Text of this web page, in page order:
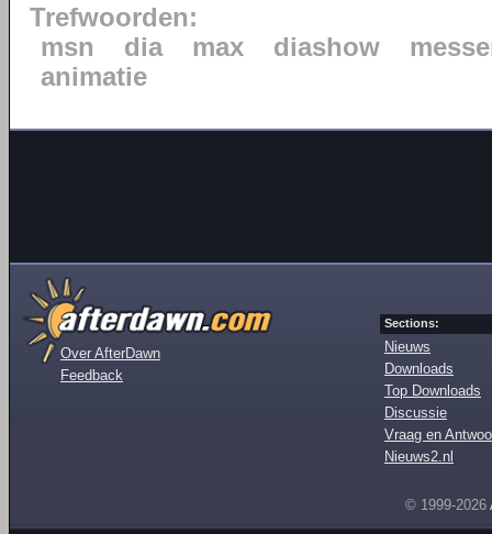
Trefwoorden:
msn
dia max diashow
animatie
Over AfterDawn
Feedback
Sections:
Nieuws
Downloads
Top Downloads
Discussie
Vraag en
Nieuws2.nl
© 1999-2026